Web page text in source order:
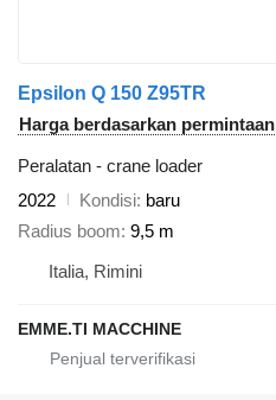
Epsilon Q 150 Z95TR
Harga berdasarkan permintaan
Peralatan - crane loader
2022
Kondisi baru
Radius boom 9,5 m
Italia, Rimini
EMME.TI MACCHINE